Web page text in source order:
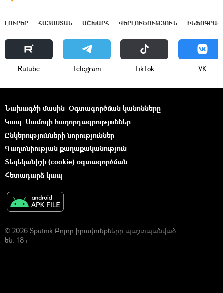
ԼՈՒՐԵՐ ՀԱՅԱՍՏԱՆ ԱՇԽԱՐՀ ՎԵՐԼՈՒԾՈՒԹՅՈՒՆ
Rutube Telegram ТikТоk VK
Նախագծի մասին Օգտագործման կանոնները
Կապ Մամուլի հաղորդագրություններ
Ընկերությունների նորություններ
Գաղտնիության քաղաքականություն
Տեղեկանիշի (cookie) օգտագործման
Հետադարձ կապ
© 2026 Sputnik Բոլոր իրավունքները պաշտպանված
են. 18+